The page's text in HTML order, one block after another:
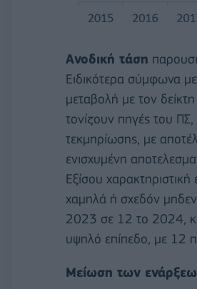
Ανοδική τάση
Ειδικότερα σύμφωνα
μεταβολή με τον
τονίζουν πηγές του
τεκμηρίωσης, με
ενισχυμένη
Εξίσου
χαμηλά ή σχεδόν
2023 σε 12 το 2024,
υψηλό επίπεδο, με 12
Μείωση των